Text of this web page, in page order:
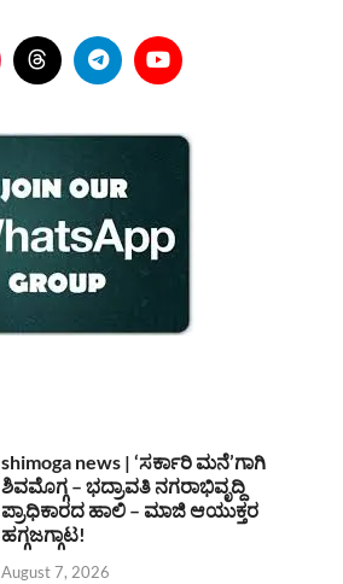
shimoga news | ‘ಸರ್ಕಾರಿ ಮನೆ’ಗಾಗಿ
ಶಿವಮೊಗ್ಗ – ಭದ್ರಾವತಿ ನಗರಾಭಿವೃದ್ದಿ
ಪ್ರಾಧಿಕಾರದ ಹಾಲಿ – ಮಾಜಿ ಆಯುಕ್ತರ
ಹಗ್ಗಜಗ್ಗಾಟ!
August 7, 2026